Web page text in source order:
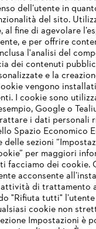
WIRD
den wir noch nicht
dell’utente in
del sito.
fine di agevolare
e per offrire
l'analisi del
dei contenuti
e la
vengono
I cookie sono
Google o
i dati personali
Spazio Economico
sezioni
per maggiori
facciamo dei cookie.
acconsente
di trattamento
"Rifiuta tutti"
cookie non
Impostazioni è